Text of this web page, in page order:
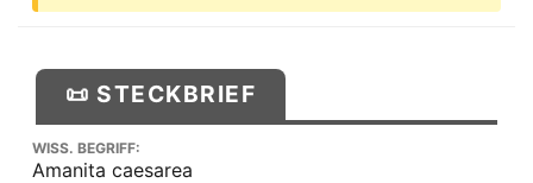
📜 STECKBRIEF
WISS. BEGRIFF:
Amanita caesarea